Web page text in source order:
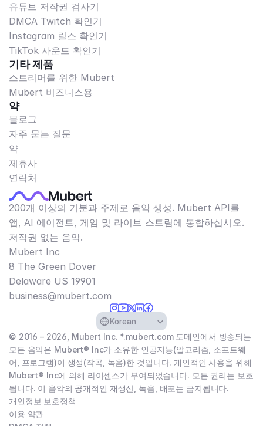
유튜브 저작권 검사기
DMCA Twitch 확인기
Instagram 릴스 확인기
TikTok 사운드 확인기
기타 제품
스트리머를 위한 Mubert
Mubert 비즈니스용
약
블로그
자주 묻는 질문
약
제휴사
연락처
200개 이상의 기분과 주제로 음악 생성. Mubert API를
앱, AI 에이전트, 게임 및 라이브 스트림에 통합하십시오.
저작권 없는 음악.
Mubert Inc
8 The Green Dover
Delaware US 19901​
business@mubert.com
Select Language
Korean
© 2016 – 2026, Mubert Inc. *.mubert.com 도메인에서 방송되는
모든 음악은 Mubert® Inc가 소유한 인공지능(알고리즘, 소프트웨
어, 프로그램)이 생성(작곡, 녹음)한 것입니다. 개인적인 사용을 위해
Mubert® Inc에 의해 라이센스가 부여되었습니다. 모든 권리는 보호
됩니다. 이 음악의 공개적인 재생산, 녹음, 배포는 금지됩니다.
개인정보 보호정책
이용 약관